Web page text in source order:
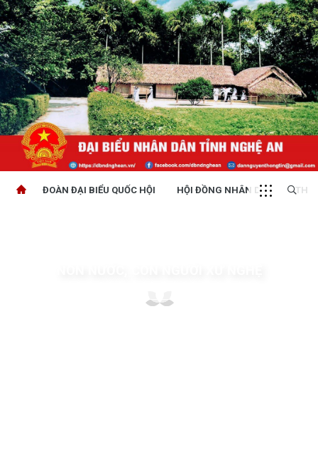
ĐOÀN ĐẠI BIỂU QUỐC HỘI HỘI ĐỒNG NHÂN DÂN